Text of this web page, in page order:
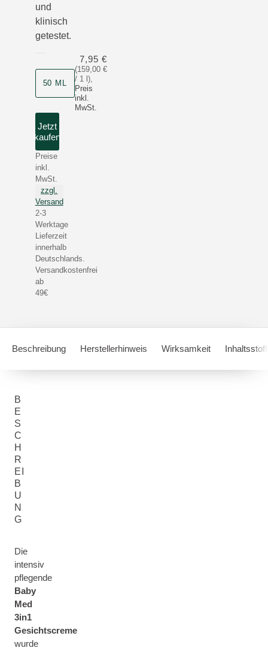
und
klinisch
getestet.
50 ML
(159,00 €
/ 1 l),
Preis
inkl.
MwSt.
7,95 €
Jetzt
kaufen
Preise
inkl.
MwSt.
zzgl.
Versand
2-3
Werktage
Lieferzeit
innerhalb
Deutschlands.
Versandkostenfrei
ab
49€
Beschreibung Herstellerhinweis Wirksamkeit
B
E
S
C
H
R
EI
B
U
N
G
Die
intensiv
pflegende
Baby
Med
3in1
Gesichtscreme
wurde